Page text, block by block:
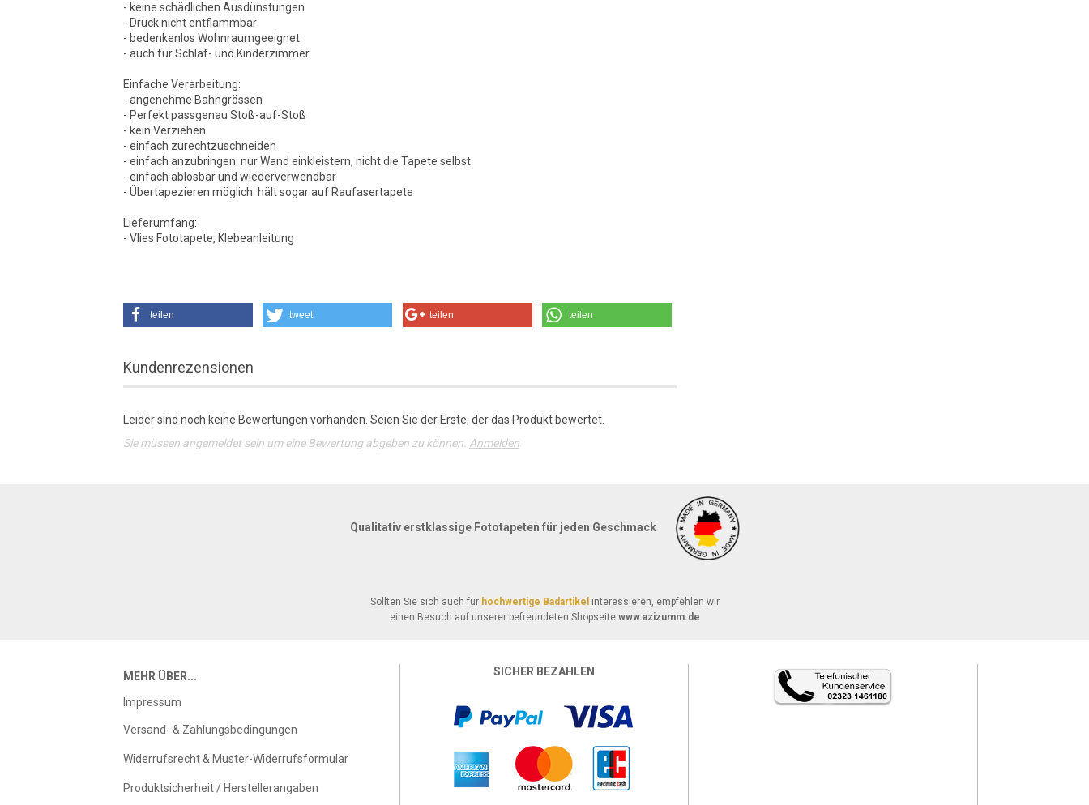
- keine schädlichen Ausdünstungen
- Druck nicht entflammbar
- bedenkenlos Wohnraumgeeignet
- auch für Schlaf- und Kinderzimmer
Einfache Verarbeitung:
- angenehme Bahngrössen
- Perfekt passgenau Stoß-auf-Stoß
- kein Verziehen
- einfach zurechtzuschneiden
- einfach anzubringen: nur Wand einkleistern, nicht die Tapete selbst
- einfach ablösbar und wiederverwendbar
- Übertapezieren möglich: hält sogar auf Raufasertapete
Lieferumfang:
- Vlies Fototapete, Klebeanleitung
teilen tweet teilen teilen
Kundenrezensionen
Leider sind noch keine Bewertungen vorhanden. Seien Sie der Erste, der das Produkt bewertet.
Sie müssen angemeldet sein um eine Bewertung abgeben zu können. Anmelden
Qualitativ erstklassige Fototapeten für jeden Geschmack
Sollten Sie sich auch für hochwertige Badartikel interessieren, empfehlen wir
einen Besuch auf unserer befreundeten Shopseite www.azizumm.de
MEHR ÜBER...
Impressum
Versand- & Zahlungsbedingungen
Widerrufsrecht & Muster-Widerrufsformular
Produktsicherheit / Herstellerangaben
SICHER BEZAHLEN